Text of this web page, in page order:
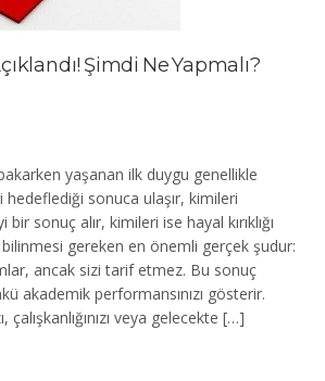
Şimdi Ne Yapmalı?
yaşanan ilk duygu genellikle
sonuca ulaşır, kimileri
sonuç alır, kimileri ise hayal kırıklığı
gereken en önemli gerçek şudur:
ancak sizi tarif etmez. Bu sonuç
akademik performansınızı gösterir.
çalışkanlığınızı veya gelecekte […]